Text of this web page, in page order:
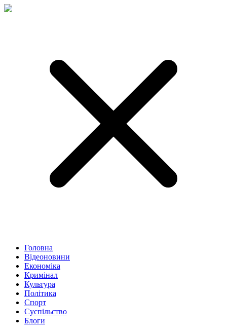
Головна
Відеоновини
Економіка
Кримінал
Культура
Політика
Спорт
Суспільство
Блоги